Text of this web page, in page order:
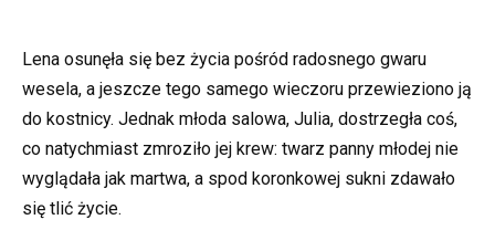
Lena osunęła się bez życia pośród radosnego gwaru
wesela, a jeszcze tego samego wieczoru przewieziono ją
do kostnicy. Jednak młoda salowa, Julia, dostrzegła coś,
co natychmiast zmroziło jej krew: twarz panny młodej nie
wyglądała jak martwa, a spod koronkowej sukni zdawało
się tlić życie.